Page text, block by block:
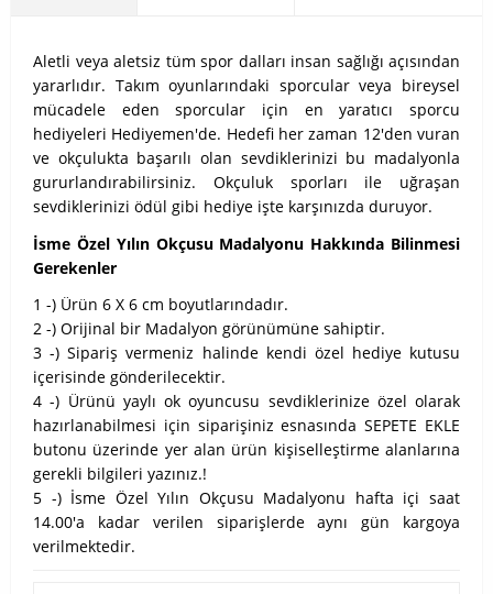
Aletli veya aletsiz tüm spor dalları insan sağlığı açısından
yararlıdır. Takım oyunlarındaki sporcular veya bireysel
mücadele eden sporcular için en yaratıcı sporcu
hediyeleri Hediyemen'de. Hedefi her zaman 12'den vuran
ve okçulukta başarılı olan sevdiklerinizi bu madalyonla
gururlandırabilirsiniz. Okçuluk sporları ile uğraşan
sevdiklerinizi ödül gibi hediye işte karşınızda duruyor.
İsme Özel Yılın Okçusu Madalyonu Hakkında Bilinmesi
Gerekenler
1 -) Ürün 6 X 6 cm boyutlarındadır.
2 -) Orijinal bir Madalyon görünümüne sahiptir.
3 -) Sipariş vermeniz halinde kendi özel hediye kutusu
içerisinde gönderilecektir.
4 -) Ürünü yaylı ok oyuncusu sevdiklerinize özel olarak
hazırlanabilmesi için siparişiniz esnasında SEPETE EKLE
butonu üzerinde yer alan ürün kişiselleştirme alanlarına
gerekli bilgileri yazınız.!
5 -) İsme Özel Yılın Okçusu Madalyonu hafta içi saat
14.00'a kadar verilen siparişlerde aynı gün kargoya
verilmektedir.